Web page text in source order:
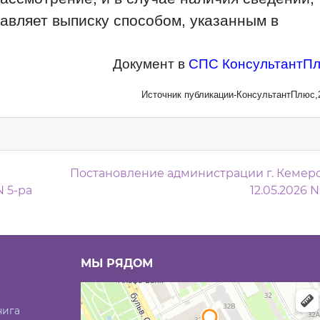
выписку способом, указанным в
Документ в СПС
Источник публикации-
5-ра
Постановление администрации г.
12.05.2026
МЫ РЯДОМ